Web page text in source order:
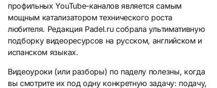
профильных YouTube-каналов является самым
мощным катализатором технического роста
любителя. Редакция Padel.ru собрала ультимативную
подборку видеоресурсов на русском, английском и
испанском языках.
Видеоуроки (или разборы) по паделу полезны, когда
вы смотрите их под одну конкретную задачу: подачу,